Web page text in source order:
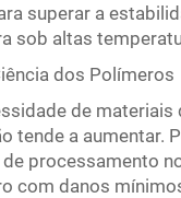
superar a
sob altas
dos Polímeros
de
tende a aumentar.
processamento
com danos